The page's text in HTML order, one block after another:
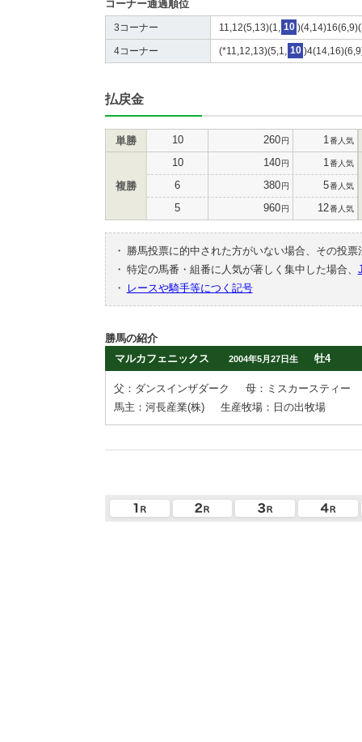
コーナー通過順位
3コーナー 11,12(5,13)(1, 10
4コーナー (*11,12,13)(5,1, 10
払戻金
単勝 10 260円 1 番人気
複勝
10 140円 1 番人気
6 380円 5番人気
5 960円 12番人気
・
勝馬投票に的中された方がいない場合、その投
・ 特定の馬番・組番に人気が著しく集中した場合、
・
レースや騎手等につく記号
勝馬の紹介
マルカフェニックス
2004年5月27日生 牡4
父：ダンスインザダーク
母：ミスカースティー
馬主：河長産業(株)
生産牧場：日の出牧場